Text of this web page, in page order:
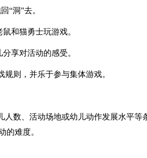
“洞”去。
和猫勇士玩游戏。
享对活动的感受。
规则，并乐于参与集体游戏。
人数、活动场地或幼儿动作发展水平等
的难度。